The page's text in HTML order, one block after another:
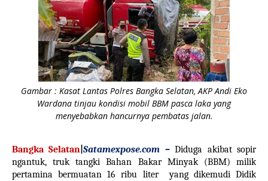
Gambar : Kasat Lantas Polres Bangka Selatan, AKP Andi Eko
Wardana tinjau kondisi mobil BBM pasca laka yang
menyebabkan hancurnya pembatas jalan.
Bangka Selatan |Satamexpose.com –Diduga akibat sopir
ngantuk, truk tangki Bahan Bakar Minyak (BBM) milik
pertamina bermuatan 16 ribu liter
yang dikemudi Didik